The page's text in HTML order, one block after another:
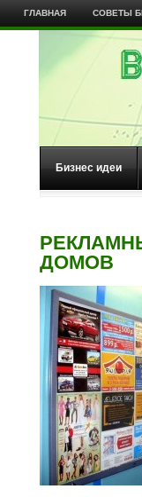
ГЛАВНАЯ СОВЕТЫ
Бизнес идеи
ДОМОВ